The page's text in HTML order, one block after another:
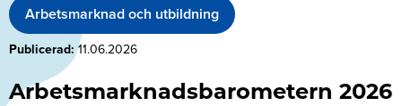
Arbetsmarknad och utbildning
Publicerad 11.06.2026
Arbetsmarknadsbarometern 2026